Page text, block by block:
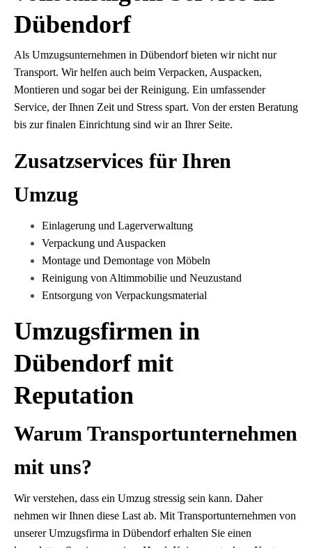
Dübendorf
Als Umzugsunternehmen in Dübendorf bieten wir nicht nur
Transport. Wir helfen auch beim Verpacken, Auspacken,
Montieren und sogar bei der Reinigung. Ein umfassender
Service, der Ihnen Zeit und Stress spart. Von der ersten Beratung
bis zur finalen Einrichtung sind wir an Ihrer Seite.
Zusatzservices für Ihren
Umzug
Einlagerung und Lagerverwaltung
Verpackung und Auspacken
Montage und Demontage von Möbeln
Reinigung von Altimmobilie und Neuzustand
Entsorgung von Verpackungsmaterial
Umzugsfirmen in
Dübendorf mit
Reputation
Warum Transportunternehmen
mit uns?
Wir verstehen, dass ein Umzug stressig sein kann. Daher
nehmen wir Ihnen diese Last ab. Mit Transportunternehmen von
unserer Umzugsfirma in Dübendorf erhalten Sie einen